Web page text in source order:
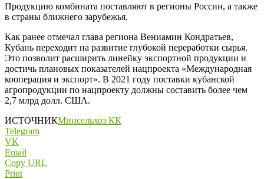
Продукцию комбината поставляют в регионы России, а также
в страны ближнего зарубежья.
Как ранее отмечал глава региона Вениамин Кондратьев,
Кубань переходит на развитие глубокой переработки сырья.
Это позволит расширить линейку экспортной продукции и
достичь плановых показателей нацпроекта «Международная
кооперация и экспорт». В 2021 году поставки кубанской
агропродукции по нацпроекту должны составить более чем
2,7 млрд долл. США.
ИСТОЧНИКМинсельхоз КК
Telegram
VK
Email
Copy URL
Print